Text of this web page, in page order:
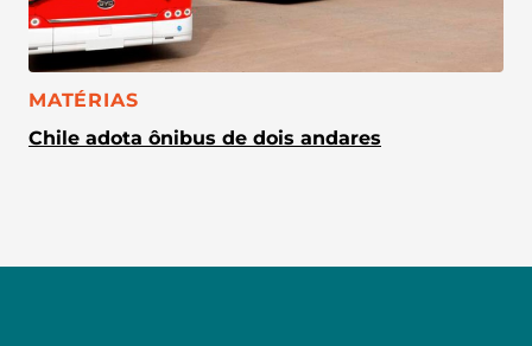
CATEGORIA:
MATÉRIAS
Chile adota ônibus de dois andares